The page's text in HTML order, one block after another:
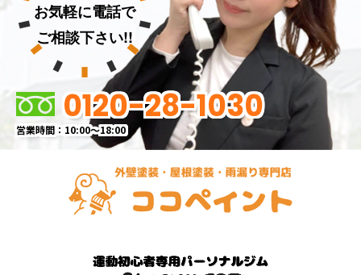
お気軽に電話で
ご相談下さい!!
0120-28-1030
営業時間：10:00～18:00